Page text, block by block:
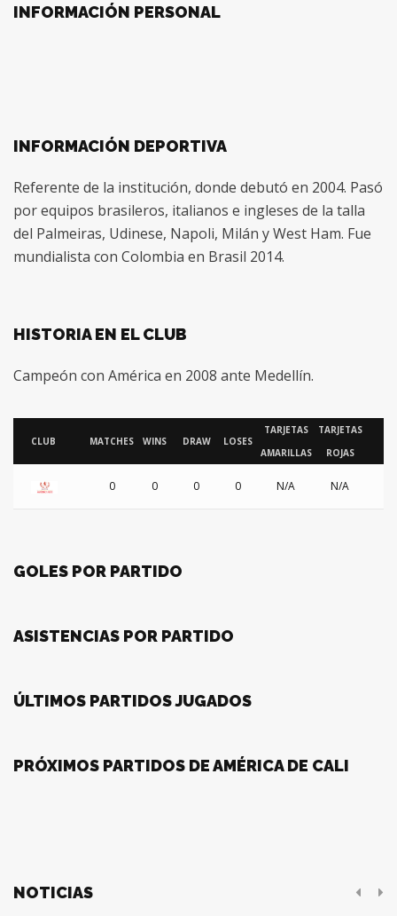
INFORMACIÓN PERSONAL
INFORMACIÓN DEPORTIVA
Referente de la institución, donde debutó en 2004. Pasó
por equipos brasileros, italianos e ingleses de la talla
del Palmeiras, Udinese, Napoli, Milán y West Ham. Fue
mundialista con Colombia en Brasil 2014.
HISTORIA EN EL CLUB
Campeón con América en 2008 ante Medellín.
CLUB MATCHES WINS DRAW LOSES
TARJETAS
AMARILLAS
TARJETAS
ROJAS
0 0 0 0 N/A N/A
GOLES POR PARTIDO
ASISTENCIAS POR PARTIDO
ÚLTIMOS PARTIDOS JUGADOS
PRÓXIMOS PARTIDOS DE AMÉRICA DE CALI
NOTICIAS